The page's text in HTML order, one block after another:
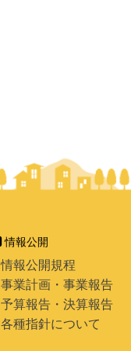
情報公開
情報公開規程
事業計画・事業報告
予算報告・決算報告
各種指針について